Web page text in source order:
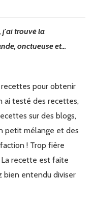
onctueuse et...
ai testé des recettes,
sur des blogs,
petit mélange et des
! Trop fière
La recette est faite
bien entendu diviser